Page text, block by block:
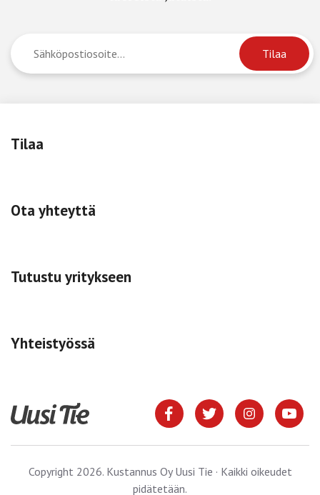
Tilaa
Ota yhteyttä
Tutustu yritykseen
Yhteistyössä
Copyright 2026. Kustannus Oy Uusi Tie · Kaikki oikeudet
pidätetään.